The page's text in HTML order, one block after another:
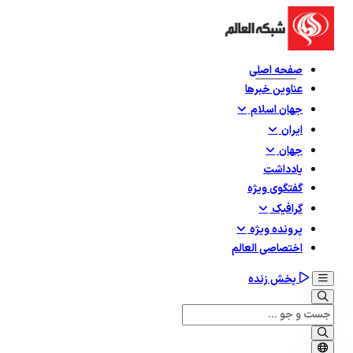
صفحه اصلی
عناوین خبرها
جهان اسلام
ایران
جهان
یادداشت
گفتگوی ویژه
گرافيک
پرونده ویژه
اختصاصی العالم
پخش زنده